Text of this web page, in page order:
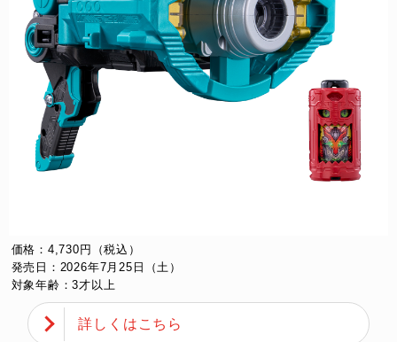
価格：4,730円（税込）
発売日：2026年7月25日（土）
対象年齢：3才以上
詳しくはこちら